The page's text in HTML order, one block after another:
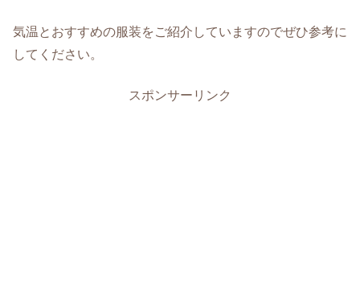
気温とおすすめの服装をご紹介していますのでぜひ参考に
してください。
スポンサーリンク